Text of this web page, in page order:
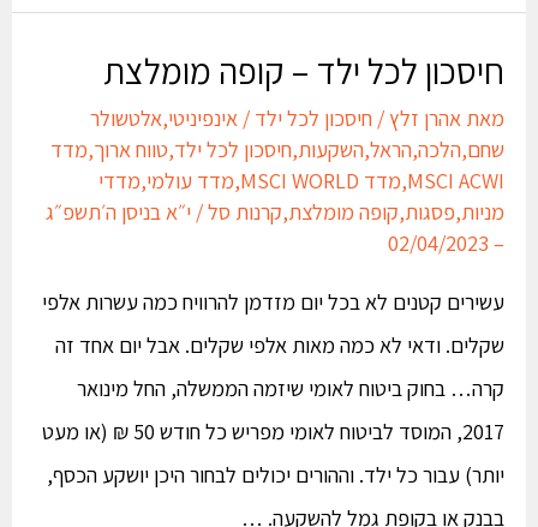
חיסכון לכל ילד – קופה מומלצת
מאתאהרן זלץ/חיסכון לכל ילד/אינפיניטי,אלטשולר
שחם,הלכה,הראל,השקעות,חיסכון לכל ילד,טווח ארוך,מדד
MSCI ACWI
,מדד MSCI WORLD ,מדד עולמי,מדדי
מניות,פסגות,קופה מומלצת,קרנות סל/י״א בניסן ה׳תשפ״ג
– 02/04/2023
עשירים קטנים לא בכל יום מזדמן להרוויח כמה עשרות אלפי
שקלים. ודאי לא כמה מאות אלפי שקלים. אבל יום אחד זה
קרה… בחוק ביטוח לאומי שיזמה הממשלה, החל מינואר
2017, המוסד לביטוח לאומי מפריש כל חודש 50 ₪ (או מעט
יותר) עבור כל ילד. וההורים יכולים לבחור היכן יושקע הכסף,
בבנק או בקופת גמל להשקעה. …